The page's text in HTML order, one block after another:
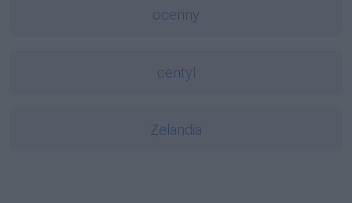
ocenny
centyl
Zelandia